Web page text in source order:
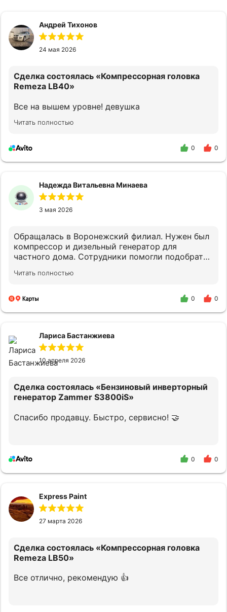
Андрей Тихонов
24 мая 2026
Сделка состоялась «Компрессорная головка
Remeza LB40»
Все на вышем уровне! девушка
Читать полностью
0 0
Надежда Витальевна Минаева
3 мая 2026
Обращалась в Воронежский филиал. Нужен был
компрессор и дизельный генератор для
частного дома. Сотрудники помогли подобрать
проконсультировали по подключению и
необходимости снова обращусь и
Читать полностью
0 0
Лариса Бастанжиева
10 апреля 2026
Сделка состоялась «Бензиновый инверторный
генератор Zammer S3800iS»
Спасибо продавцу. Быстро, сервисно! 🤝
0 0
Express Paint
27 марта 2026
Сделка состоялась «Компрессорная головка
Remeza LB50»
Все отлично, рекомендую 👍